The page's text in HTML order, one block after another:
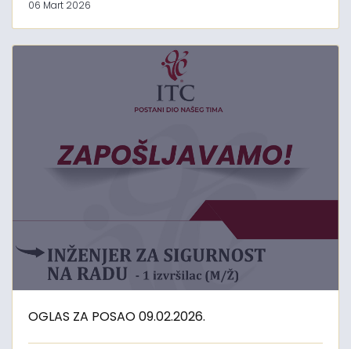
06 Mart 2026
OGLAS ZA POSAO 09.02.2026.